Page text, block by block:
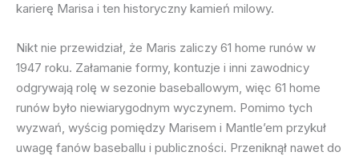
karierę Marisa i ten historyczny kamień milowy.
Nikt nie przewidział, że Maris zaliczy 61 home runów w
1947 roku. Załamanie formy, kontuzje i inni zawodnicy
odgrywają rolę w sezonie baseballowym, więc 61 home
runów było niewiarygodnym wyczynem. Pomimo tych
wyzwań, wyścig pomiędzy Marisem i Mantle’em przykuł
uwagę fanów baseballu i publiczności. Przeniknął nawet do